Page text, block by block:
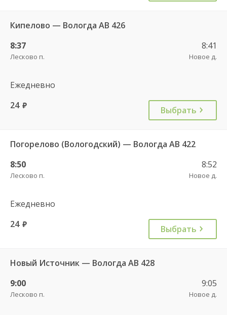
Кипелово — Вологда АВ 426
8:37
Лесково п.
8:41
Новое д.
Ежедневно
24 руб. Выбрать
Погорелово (Вологодский) — Вологда АВ 422
8:50
Лесково п.
8:52
Новое д.
Ежедневно
24 руб. Выбрать
Новый Источник — Вологда АВ 428
9:00
Лесково п.
9:05
Новое д.